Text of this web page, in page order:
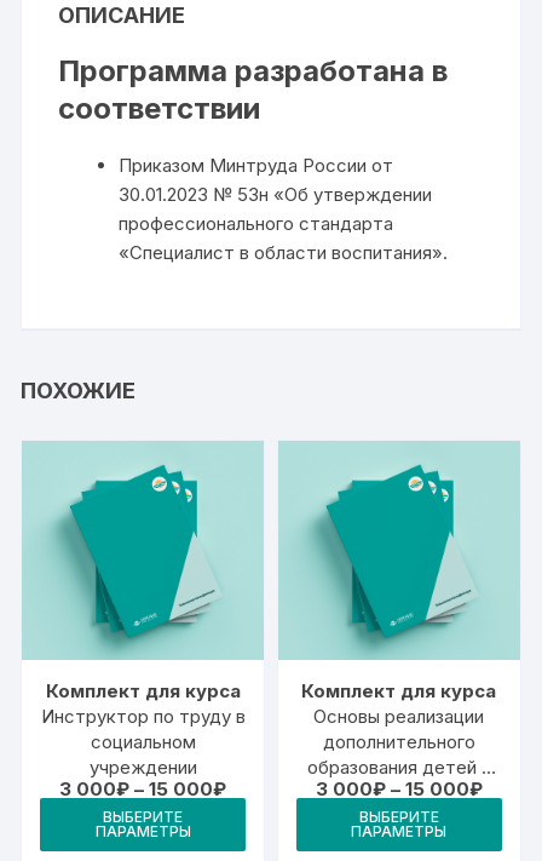
ОПИСАНИЕ
Программа разработана в
соответствии
Приказом Минтруда России от
30.01.2023 № 53н «Об утверждении
профессионального стандарта
«Специалист в области воспитания».
ПОХОЖИЕ
Комплект для курса
Инструктор по труду в
социальном
учреждении
3 000₽ – 15 000₽Диапазон
цен:
ВЫБЕРИТЕ
ПАРАМЕТРЫ
Комплект для курса
Основы реализации
дополнительного
образования детей в
дошкольной
организации
(физическое развитие)
3 000₽ – 15 000₽
цен:
ВЫБЕРИТЕ
ПАРАМЕТРЫ